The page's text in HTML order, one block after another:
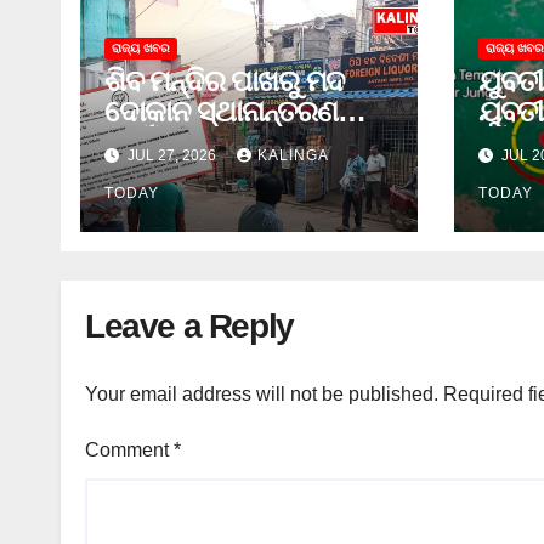
ରାଜ୍ୟ ଖବର
ଶିବ ମନ୍ଦିର ପାଖରୁ ମଦ
ଦୋକାନ ସ୍ଥାନାନ୍ତରଣ
ପାଇଁ ଜିଲ୍ଲା ପ୍ରଶାସନକୁ
ଦାବି କଲେ ଅନିଲ
JUL 27, 2026 KALINGA
TODAY
ରାଜ୍ୟ ଖବର
ଓ
ଜେଲ
JUL
TODAY
Leave a Reply
Your email address will not be published. Required
Comment*